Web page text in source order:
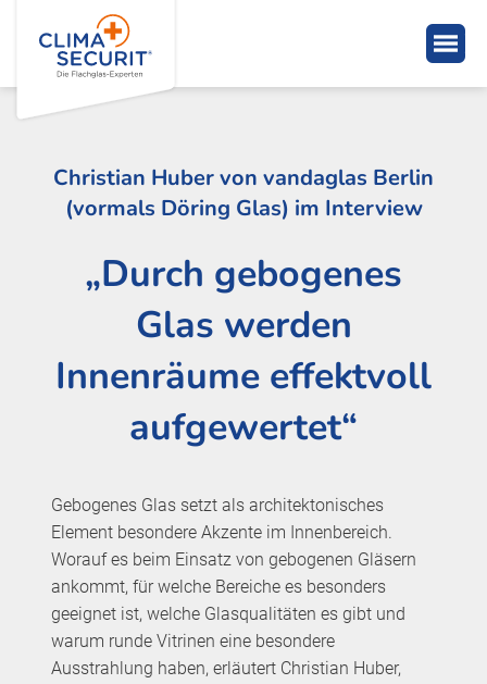
Christian Huber von vandaglas Berlin
(vormals Döring Glas) im Interview
„Durch gebogenes
Glas werden
Innenräume effektvoll
aufgewertet“
Gebogenes Glas setzt als architektonisches
Element besondere Akzente im Innenbereich.
Worauf es beim Einsatz von gebogenen Gläsern
ankommt, für welche Bereiche es besonders
geeignet ist, welche Glasqualitäten es gibt und
warum runde Vitrinen eine besondere
Ausstrahlung haben, erläutert Christian Huber,